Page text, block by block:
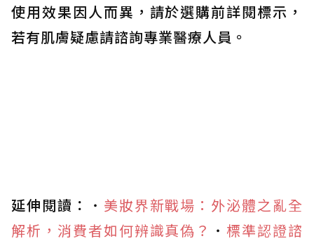
使用效果因人而異，請於選購前詳閱標示，
若有肌膚疑慮請諮詢專業醫療人員。
延伸閱讀： ・ 美妝界新戰場：外泌體之亂全
解析，消費者如何辨識真偽？ ・標準認證諮